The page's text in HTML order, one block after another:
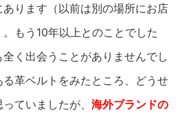
ります（以前は別の場所にお店
もう10年以上とのことでした
く出会うことがありませんでし
革ベルトをみたところ、どうせ
っていましたが、 海外ブランドの